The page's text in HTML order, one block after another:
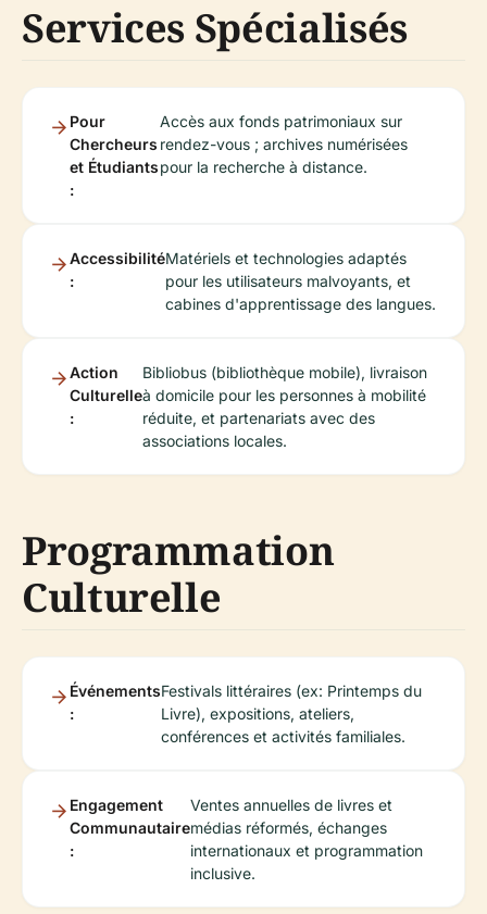
Services Spécialisés
Pour
Chercheurs
et Étudiants
:
Accès aux fonds patrimoniaux sur
rendez-vous ; archives numérisées
pour la recherche à distance.
Accessibilité
:
Matériels et technologies adaptés
pour les utilisateurs malvoyants, et
cabines d'apprentissage des langues.
Action
Culturelle
:
Bibliobus (bibliothèque mobile), livraison
à domicile pour les personnes à mobilité
réduite, et partenariats avec des
associations locales.
Programmation
Culturelle
Événements
:
Festivals littéraires (ex: Printemps du
Livre), expositions, ateliers,
conférences et activités familiales.
Engagement
Communautaire
:
Ventes annuelles de livres et
médias réformés, échanges
internationaux et programmation
inclusive.